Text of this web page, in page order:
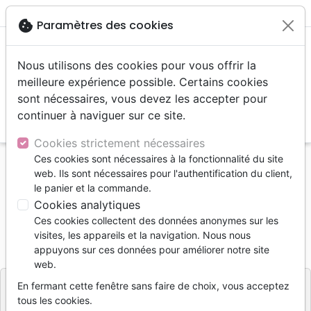
menu
Accueil Livres Doctrine Au-delà (L')
Au-delà (L')
René PACHE
Référence MB181 EAN9782826036494
EditeurMAISON DE LA BIBLE
cookie Paramètres des cookies
Nous utilisons des cookies pour vous offrir la
meilleure expérience possible. Certains cookies
sont nécessaires, vous devez les accepter pour
continuer à naviguer sur ce site.
Cookies strictement nécessaires
Ces cookies sont nécessaires à la fonctionnalité du site
web. Ils sont nécessaires pour l'authentification du client,
le panier et la commande.
Cookies analytiques
Ces cookies collectent des données anonymes sur les
visites, les appareils et la navigation. Nous nous
appuyons sur ces données pour améliorer notre site
web.
En fermant cette fenêtre sans faire de choix, vous acceptez
tous les cookies.